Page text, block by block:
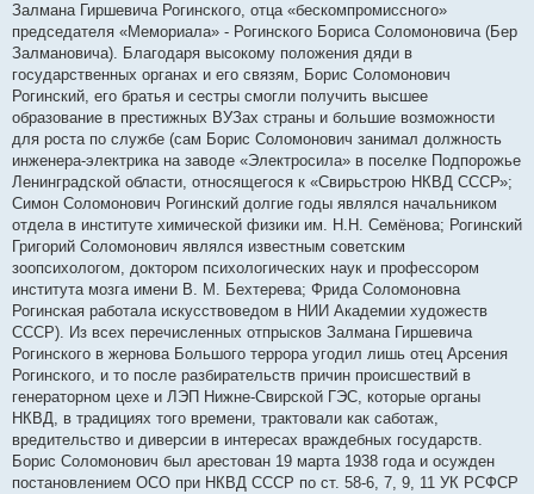
Залмана Гиршевича Рогинского, отца «бескомпромиссного»
председателя «Мемориала» - Рогинского Бориса Соломоновича (Бер
Залмановича). Благодаря высокому положения дяди в
государственных органах и его связям, Борис Соломонович
Рогинский, его братья и сестры смогли получить высшее
образование в престижных ВУЗах страны и большие возможности
для роста по службе (сам Борис Соломонович занимал должность
инженера-электрика на заводе «Электросила» в поселке Подпорожье
Ленинградской области, относящегося к «Свирьстрою НКВД СССР»;
Симон Соломонович Рогинский долгие годы являлся начальником
отдела в институте химической физики им. Н.Н. Семёнова; Рогинский
Григорий Соломонович являлся известным советским
зоопсихологом, доктором психологических наук и профессором
института мозга имени В. М. Бехтерева; Фрида Соломоновна
Рогинская работала искусствоведом в НИИ Академии художеств
СССР). Из всех перечисленных отпрысков Залмана Гиршевича
Рогинского в жернова Большого террора угодил лишь отец Арсения
Рогинского, и то после разбирательств причин происшествий в
генераторном цехе и ЛЭП Нижне-Свирской ГЭС, которые органы
НКВД, в традициях того времени, трактовали как саботаж,
вредительство и диверсии в интересах враждебных государств.
Борис Соломонович был арестован 19 марта 1938 года и осужден
постановлением ОСО при НКВД СССР по ст. 58-6, 7, 9, 11 УК РСФСР